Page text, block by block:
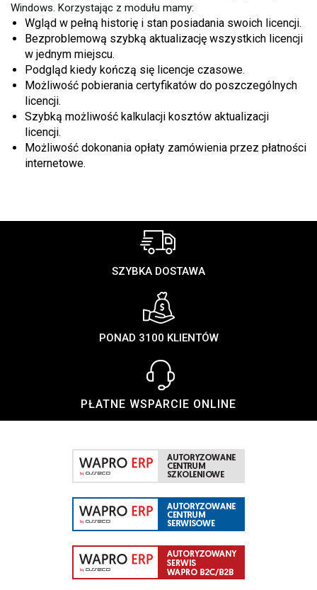
Windows. Korzystając z modułu mamy:
Wgląd w pełną historię i stan posiadania swoich licencji.
Bezproblemową szybką aktualizację wszystkich licencji
w jednym miejscu.
Podgląd kiedy kończą się licencje czasowe.
Możliwość pobierania certyfikatów do poszczególnych
licencji.
Szybką możliwość kalkulacji kosztów aktualizacji
licencji.
Możliwość dokonania opłaty zamówienia przez płatności
internetowe.
SZYBKA DOSTAWA
PONAD 3100 KLIENTÓW
PŁATNE WSPARCIE ONLINE